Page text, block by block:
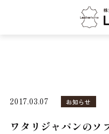
株式会
2017.03.07 お知らせ
ワタリジャパンのソ